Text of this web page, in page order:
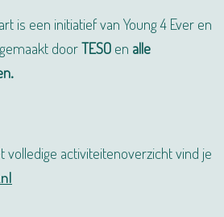
is een initiatief van Young 4 Ever en
doorTESO en alle
volledige activiteitenoverzicht vind je